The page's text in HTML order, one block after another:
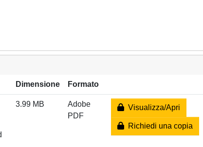
Dimensione Formato
3.99 MB
Adobe
PDF
Visualizza/Apri
Richiedi una copia